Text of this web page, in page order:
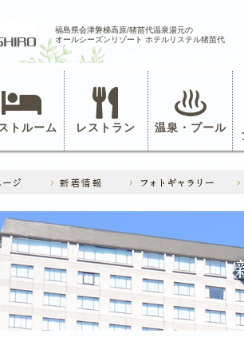
福島県会津磐梯高原/猪苗代温泉湯元の
オールシーズンリゾート ホテルリステル猪苗代
トルーム レストラン 温泉・プール